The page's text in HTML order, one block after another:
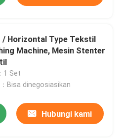
/ Horizontal Type Tekstil
Machine, Mesin Stenter
1 Set
Bisa dinegosiasikan
Hubungi kami